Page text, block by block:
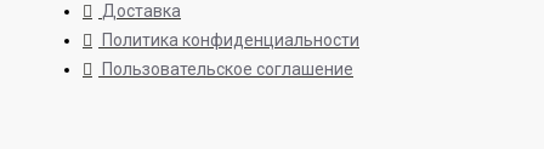
Доставка
Политика конфиденциальности
Пользовательское соглашение